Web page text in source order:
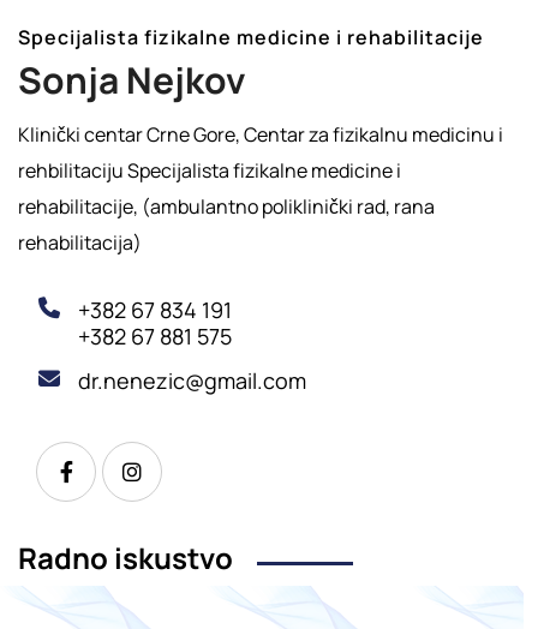
Specijalista fizikalne medicine i rehabilitacije
Sonja Nejkov
Klinički centar Crne Gore, Centar za fizikalnu medicinu i
rehbilitaciju Specijalista fizikalne medicine i
rehabilitacije, (ambulantno poliklinički rad, rana
rehabilitacija)
+382 67 834 191
+382 67 881 575
dr.nenezic@gmail.com
Radno iskustvo